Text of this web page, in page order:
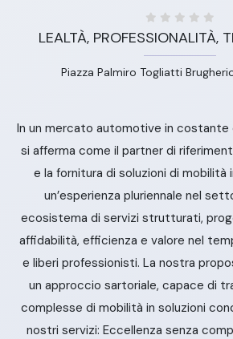
LEALTÀ, PROFESSIONALITÀ,
Piazza Palmiro Togliatti
In un mercato automotive in costante
si afferma come il partner di
e la fornitura di soluzioni di mobilità
un’esperienza pluriennale nel
ecosistema di servizi strutturati,
affidabilità, efficienza e valore nel
e liberi professionisti. La nostra
un approccio sartoriale, capace di
complesse di mobilità in soluzioni
nostri servizi: Eccellenza senza